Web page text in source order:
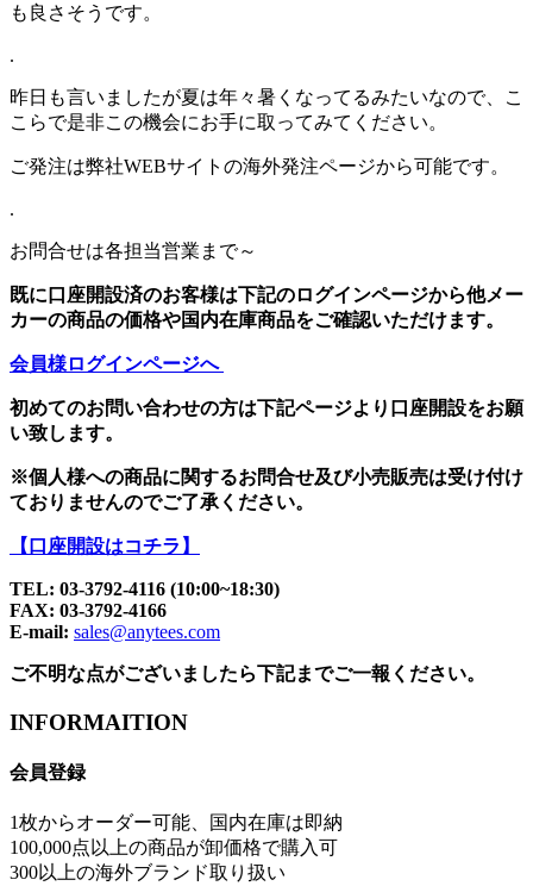
も良さそうです。
.
昨日も言いましたが夏は年々暑くなってるみたいなので、こ
こらで是非この機会にお手に取ってみてください。
ご発注は弊社WEBサイトの海外発注ページから可能です。
.
お問合せは各担当営業まで～
既に口座開設済のお客様は下記のログインページから他メー
カーの商品の価格や国内在庫商品をご確認いただけます。
会員様ログインページへ
初めてのお問い合わせの方は下記ページより口座開設をお願
い致します。
※個人様への商品に関するお問合せ及び小売販売は受け付け
ておりませんのでご了承ください。
【口座開設はコチラ】
TEL: 03-3792-4116 (10:00~18:30)
FAX: 03-3792-4166
E-mail: sales@anytees.com
ご不明な点がございましたら下記までご一報ください。
INFORMAITION
会員登録
1枚からオーダー可能、国内在庫は即納
100,000点以上の商品が卸価格で購入可
300以上の海外ブランド取り扱い